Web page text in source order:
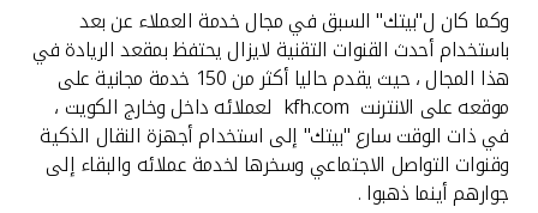
وكما كان ل"بيتك" السبق في مجال خدمة العملاء عن بعد
باستخدام أحدث القنوات التقنية لايزال يحتفظ بمقعد الريادة في
هذا المجال ، حيث يقدم حاليا أكثر من 150 خدمة مجانية على
موقعه على الانترنت kfh.com لعملائه داخل وخارج الكويت ،
في ذات الوقت سارع "بيتك" إلى استخدام أجهزة النقال الذكية
وقنوات التواصل الاجتماعي وسخرها لخدمة عملائه والبقاء إلى
جوارهم أينما ذهبوا .